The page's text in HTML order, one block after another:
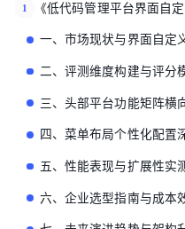
1 《低代码管理平台界面自
一、市场现状与界面自定
二、评测维度构建与评分
三、头部平台功能矩阵横
四、菜单布局个性化配置
五、性能表现与扩展性实
六、企业选型指南与成本